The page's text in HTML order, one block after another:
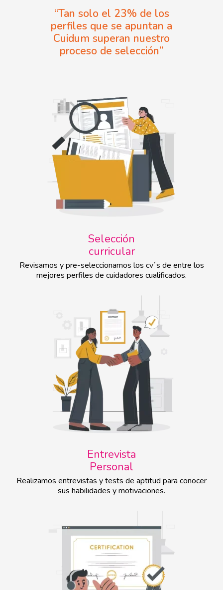
“Tan solo el 23% de los
perfiles que se apuntan a
Cuidum superan nuestro
proceso de selección”
Selección
curricular
Revisamos y pre-seleccionamos los cv´s de entre los
mejores perfiles de cuidadores cualificados.
Entrevista
Personal
Realizamos entrevistas y tests de aptitud para conocer
sus habilidades y motivaciones.